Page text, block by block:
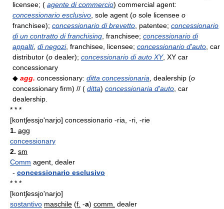
licensee; ( agente di commercio) commercial agent:
concessionario esclusivo, sole agent (o sole licensee o
franchisee); concessionario di brevetto, patentee; concessionario
di un contratto di franchising, franchisee; concessionario di
appalti, di negozi, franchisee, licensee; concessionario d'auto, car
distributor (o dealer); concessionario di auto XY, XY car
concessionary
◆ agg. concessionary: ditta concessionaria, dealership (o
concessionary firm) // ( ditta) concessionaria d'auto, car
dealership.
* * *
[kontʃessjo'narjo] concessionario -ria, -ri, -rie
1. agg
concessionary
2. sm
Comm agent, dealer
- concessionario esclusivo
* * *
[kontʃessjo'narjo]
sostantivo maschile (f. -a) comm. dealer